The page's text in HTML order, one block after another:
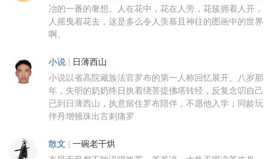
冶的一番的奢想。人在花中，花在人旁，花簇拥着人开，
人摇曳着花去，这是多么令人羡慕且神往的图画中的世界
啊。
小说 日薄西山
小说以省高院藏族法官罗布的第一人称回忆展开。八岁那
年，失明的奶奶终日执着绕菩提佛塔转经，反复念叨自己
已到日薄西山，执意留住罗布陪伴，不愿他入学；同龄玩
伴丹增顿珠出言刺痛罗
散文 一碗老干烘